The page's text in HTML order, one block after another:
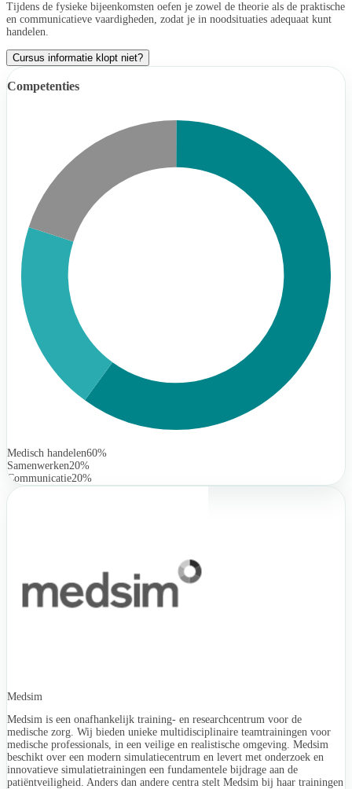
Tijdens de fysieke bijeenkomsten oefen je zowel de theorie als de praktische
en communicatieve vaardigheden, zodat je in noodsituaties adequaat kunt
handelen.
Cursus informatie klopt niet?
Competenties
Medisch handelen60%
Samenwerken20%
Communicatie20%
Medsim
Medsim is een onafhankelijk training- en researchcentrum voor de
medische zorg. Wij bieden unieke multidisciplinaire teamtrainingen voor
medische professionals, in een veilige en realistische omgeving. Medsim
beschikt over een modern simulatiecentrum en levert met onderzoek en
innovatieve simulatietrainingen een fundamentele bijdrage aan de
patiëntveiligheid. Anders dan andere centra stelt Medsim bij haar trainingen